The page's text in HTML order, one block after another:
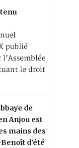
publié
le droit
de
Anjou est
mains des
d’été